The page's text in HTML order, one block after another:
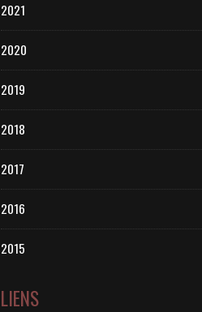
2021
2020
2019
2018
2017
2016
2015
LIENS